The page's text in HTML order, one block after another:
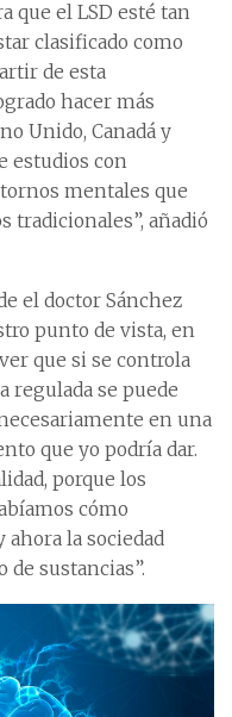
que el LSD esté tan
clasificado como
de esta
hacer más
Unido, Canadá y
estudios con
mentales que
tradicionales”, añadió
el doctor Sánchez
punto de vista, en
que si se controla
regulada se puede
en una
que yo podría dar.
porque los
cómo
la sociedad
sustancias”.